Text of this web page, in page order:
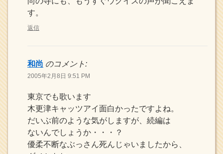
す。
返信
和尚 のコメント:
2005年2月8日 9:51 PM
東京でも歌います
木更津キャッツアイ面白かったですよね。
だいぶ前のような気がしますが、続編は
ないんでしょうか・・・？
優柔不断なぶっさん死んじゃいましたから、